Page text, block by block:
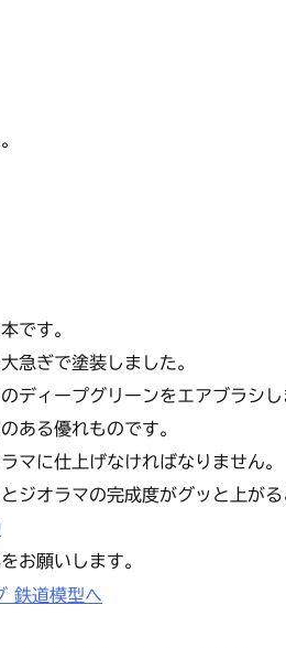
です。
急ぎで塗装しました。
ディープグリーンをエアブラシし
ある優れものです。
マに仕上げなければなりません。
ジオラマの完成度がグッと上がる
お願いします。